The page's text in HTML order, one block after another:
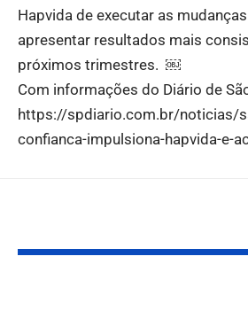
Hapvida de executar as
apresentar resultados mais
próximos trimestres. ￼
Com informações do Diário de
https://spdiario.com.br/noticias/
confianca-impulsiona-hapvida-e-